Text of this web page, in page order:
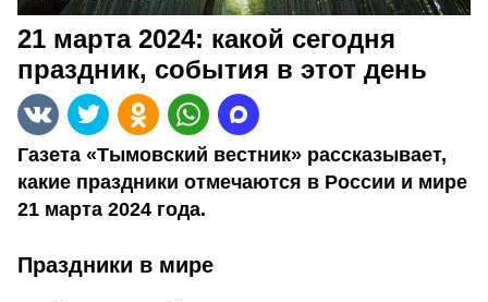
21 марта 2024: какой сегодня
праздник, события в этот день
Газета «Тымовский вестник» рассказывает,
какие праздники отмечаются в России и мире
21 марта 2024 года.
Праздники в мире